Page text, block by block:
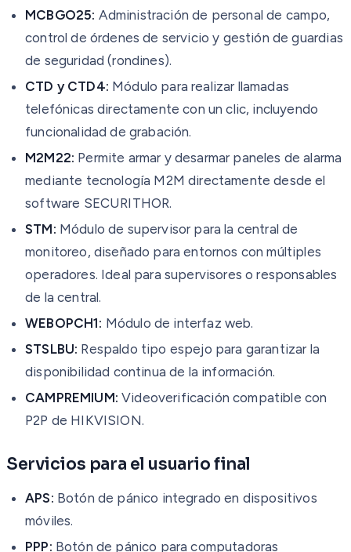
MCBGO25: Administración de personal de campo,
control de órdenes de servicio y gestión de guardias
de seguridad (rondines).
CTD y CTD4: Módulo para realizar llamadas
telefónicas directamente con un clic, incluyendo
funcionalidad de grabación.
M2M22: Permite armar y desarmar paneles de alarma
mediante tecnología M2M directamente desde el
software SECURITHOR.
STM: Módulo de supervisor para la central de
monitoreo, diseñado para entornos con múltiples
operadores. Ideal para supervisores o responsables
de la central.
WEBOPCH1: Módulo de interfaz web.
STSLBU: Respaldo tipo espejo para garantizar la
disponibilidad continua de la información.
CAMPREMIUM: Videoverificación compatible con
P2P de HIKVISION.
Servicios para el usuario final
APS: Botón de pánico integrado en dispositivos
móviles.
PPP: Botón de pánico para computadoras